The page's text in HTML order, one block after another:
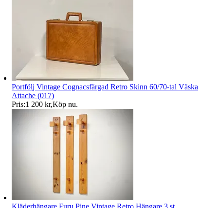
Portfölj Vintage Cognacsfärgad Retro Skinn 60/70-tal Väska
Attache (017)
Pris:1 200 kr,Köp nu.